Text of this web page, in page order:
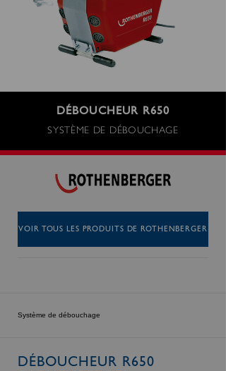
DÉBOUCHEUR R650
SYSTÈME DE DÉBOUCHAGE
VOIR TOUS LES PRODUITS DE ROTHENBERGER
Système de débouchage
DÉBOUCHEUR R650